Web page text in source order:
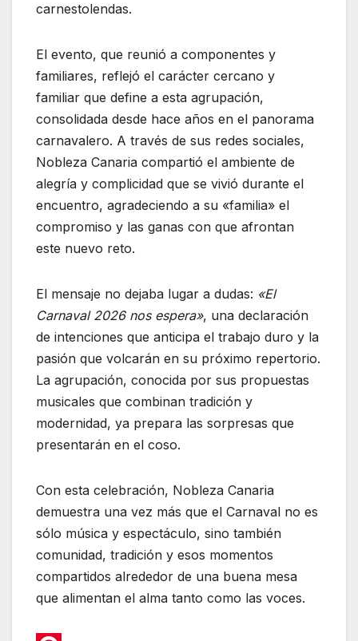
carnestolendas.
El evento, que reunió a componentes y
familiares, reflejó el carácter cercano y
familiar que define a esta agrupación,
consolidada desde hace años en el panorama
carnavalero. A través de sus redes sociales,
Nobleza Canaria compartió el ambiente de
alegría y complicidad que se vivió durante el
encuentro, agradeciendo a su «familia» el
compromiso y las ganas con que afrontan
este nuevo reto.
El mensaje no dejaba lugar a dudas: «El
Carnaval 2026 nos espera», una declaración
de intenciones que anticipa el trabajo duro y la
pasión que volcarán en su próximo repertorio.
La agrupación, conocida por sus propuestas
musicales que combinan tradición y
modernidad, ya prepara las sorpresas que
presentarán en el coso.
Con esta celebración, Nobleza Canaria
demuestra una vez más que el Carnaval no es
sólo música y espectáculo, sino también
comunidad, tradición y esos momentos
compartidos alrededor de una buena mesa
que alimentan el alma tanto como las voces.